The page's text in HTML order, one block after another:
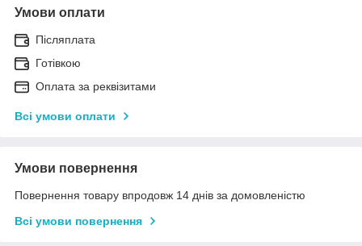
Умови оплати
Післяплата
Готівкою
Оплата за реквізитами
Всі умови оплати
Умови повернення
Повернення товару впродовж 14 днів за домовленістю
Всі умови повернення